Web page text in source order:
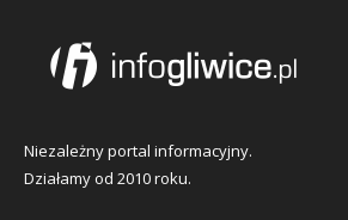
Niezależny portal informacyjny.
Działamy od 2010 roku.